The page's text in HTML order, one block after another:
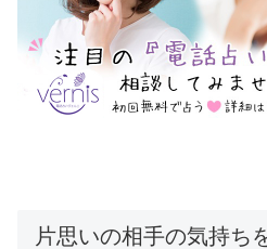
片思いの相手の気持ち